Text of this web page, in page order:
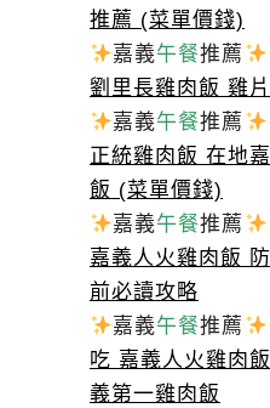
推薦 (菜單價錢)
嘉義午餐推薦
劉里長雞肉飯 雞
嘉義午餐推薦
正統雞肉飯 在地
飯 (菜單價錢)
嘉義午餐推薦
嘉義人火雞肉飯
前必讀攻略
嘉義午餐推薦
吃 嘉義人火雞肉
義第一雞肉飯